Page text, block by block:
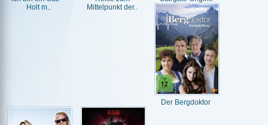
Holt m..
Mittelpunkt der..
Der Bergdoktor